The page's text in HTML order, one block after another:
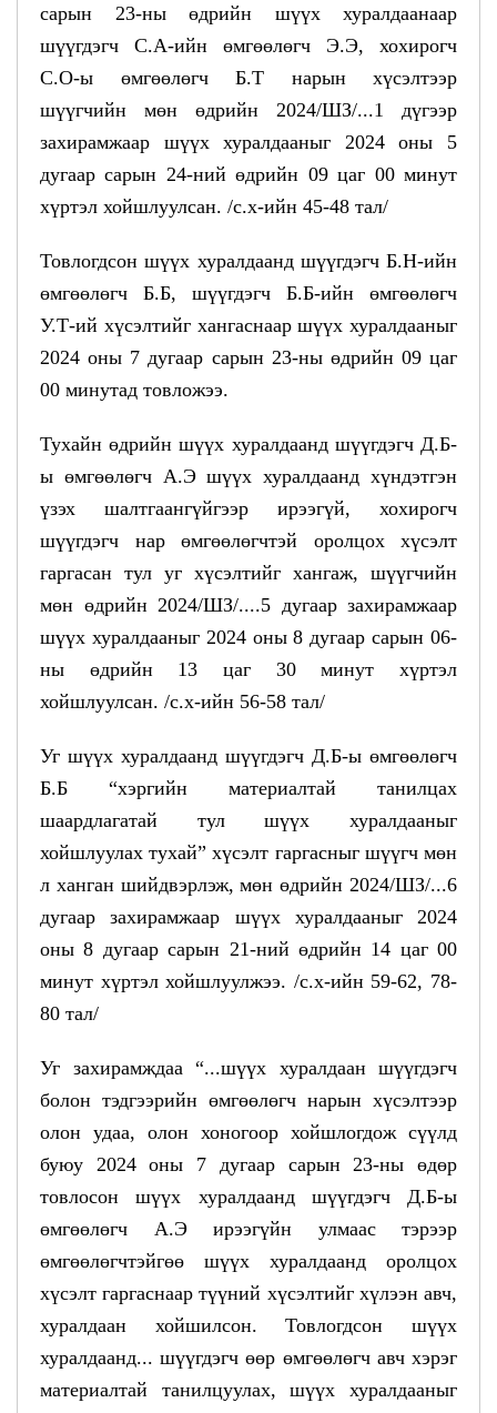
сарын 23-ны өдрийн шүүх хуралдаанаар
шүүгдэгч С.А-ийн өмгөөлөгч Э.Э, хохирогч
С.О-ы өмгөөлөгч Б.Т нарын хүсэлтээр
шүүгчийн мөн өдрийн 2024/ШЗ/...1 дүгээр
захирамжаар шүүх хуралдааныг 2024 оны 5
дугаар сарын 24-ний өдрийн 09 цаг 00 минут
хүртэл хойшлуулсан. /с.х-ийн 45-48 тал/
Товлогдсон шүүх хуралдаанд шүүгдэгч Б.Н-ийн
өмгөөлөгч Б.Б, шүүгдэгч Б.Б-ийн өмгөөлөгч
У.Т-ий хүсэлтийг хангаснаар шүүх хуралдааныг
2024 оны 7 дугаар сарын 23-ны өдрийн 09 цаг
00 минутад товложээ.
Тухайн өдрийн шүүх хуралдаанд шүүгдэгч Д.Б-
ы өмгөөлөгч А.Э шүүх хуралдаанд хүндэтгэн
үзэх шалтгаангүйгээр ирээгүй, хохирогч
шүүгдэгч нар өмгөөлөгчтэй оролцох хүсэлт
гаргасан тул уг хүсэлтийг хангаж, шүүгчийн
мөн өдрийн 2024/ШЗ/....5 дугаар захирамжаар
шүүх хуралдааныг 2024 оны 8 дугаар сарын 06-
ны өдрийн 13 цаг 30 минут хүртэл
хойшлуулсан. /с.х-ийн 56-58 тал/
Уг шүүх хуралдаанд шүүгдэгч Д.Б-ы өмгөөлөгч
Б.Б “хэргийн материалтай танилцах
шаардлагатай тул шүүх хуралдааныг
хойшлуулах тухай” хүсэлт гаргасныг шүүгч мөн
л ханган шийдвэрлэж, мөн өдрийн 2024/ШЗ/...6
дугаар захирамжаар шүүх хуралдааныг 2024
оны 8 дугаар сарын 21-ний өдрийн 14 цаг 00
минут хүртэл хойшлуулжээ. /с.х-ийн 59-62, 78-
80 тал/
Уг захирамждаа “...шүүх хуралдаан шүүгдэгч
болон тэдгээрийн өмгөөлөгч нарын хүсэлтээр
олон удаа, олон хоногоор хойшлогдож сүүлд
буюу 2024 оны 7 дугаар сарын 23-ны өдөр
товлосон шүүх хуралдаанд шүүгдэгч Д.Б-ы
өмгөөлөгч А.Э ирээгүйн улмаас тэрээр
өмгөөлөгчтэйгөө шүүх хуралдаанд оролцох
хүсэлт гаргаснаар түүний хүсэлтийг хүлээн авч,
хуралдаан хойшилсон. Товлогдсон шүүх
хуралдаанд... шүүгдэгч өөр өмгөөлөгч авч хэрэг
материалтай танилцуулах, шүүх хуралдааныг